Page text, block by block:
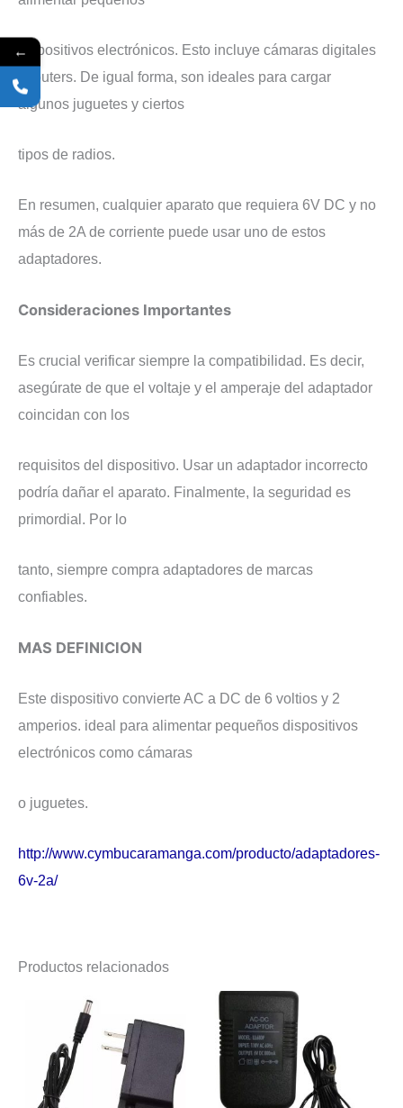
dispositivos electrónicos. Esto incluye cámaras digitales
y routers. De igual forma, son ideales para cargar
algunos juguetes y ciertos
tipos de radios.
En resumen, cualquier aparato que requiera 6V DC y no
más de 2A de corriente puede usar uno de estos
adaptadores.
Consideraciones Importantes
Es crucial verificar siempre la compatibilidad. Es decir,
asegúrate de que el voltaje y el amperaje del adaptador
coincidan con los
requisitos del dispositivo. Usar un adaptador incorrecto
podría dañar el aparato. Finalmente, la seguridad es
primordial. Por lo
tanto, siempre compra adaptadores de marcas
confiables.
MAS DEFINICION
Este dispositivo convierte AC a DC de 6 voltios y 2
amperios. ideal para alimentar pequeños dispositivos
electrónicos como cámaras
o juguetes.
http://www.cymbucaramanga.com/producto/adaptadores-
6v-2a/
Productos relacionados
←